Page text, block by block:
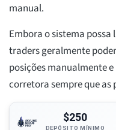
manual.
Embora o sistema possa
traders geralmente
posições manualmente
corretora sempre que
$250
DEPÓSITO MÍNIMO